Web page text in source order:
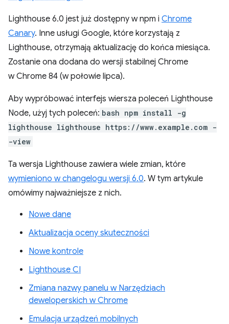
Lighthouse 6.0 jest już dostępny w npm i Chrome
Canary. Inne usługi Google, które korzystają z
Lighthouse, otrzymają aktualizację do końca miesiąca.
Zostanie ona dodana do wersji stabilnej Chrome
w Chrome 84 (w połowie lipca).
Aby wypróbować interfejs wiersza poleceń Lighthouse
Node, użyj tych poleceń: bash npm install -g
lighthouse lighthouse https://www.example.com -
-view
Ta wersja Lighthouse zawiera wiele zmian, które
wymieniono w changelogu wersji 6.0. W tym artykule
omówimy najważniejsze z nich.
Nowe dane
Aktualizacja oceny skuteczności
Nowe kontrole
Lighthouse CI
Zmiana nazwy panelu w Narzędziach
deweloperskich w Chrome
Emulacja urządzeń mobilnych